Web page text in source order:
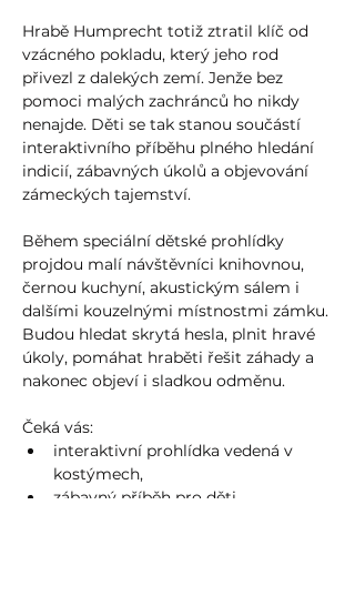
Hrabě Humprecht totiž ztratil klíč od
vzácného pokladu, který jeho rod
přivezl z dalekých zemí. Jenže bez
pomoci malých zachránců ho nikdy
nenajde. Děti se tak stanou součástí
interaktivního příběhu plného hledání
indicií, zábavných úkolů a objevování
zámeckých tajemství.
Během speciální dětské prohlídky
projdou malí návštěvníci knihovnou,
černou kuchyní, akustickým sálem i
dalšími kouzelnými místnostmi zámku.
Budou hledat skrytá hesla, plnit hravé
úkoly, pomáhat hraběti řešit záhady a
nakonec objeví i sladkou odměnu.
Čeká vás:
interaktivní prohlídka vedená v
kostýmech,
zábavný příběh pro děti,